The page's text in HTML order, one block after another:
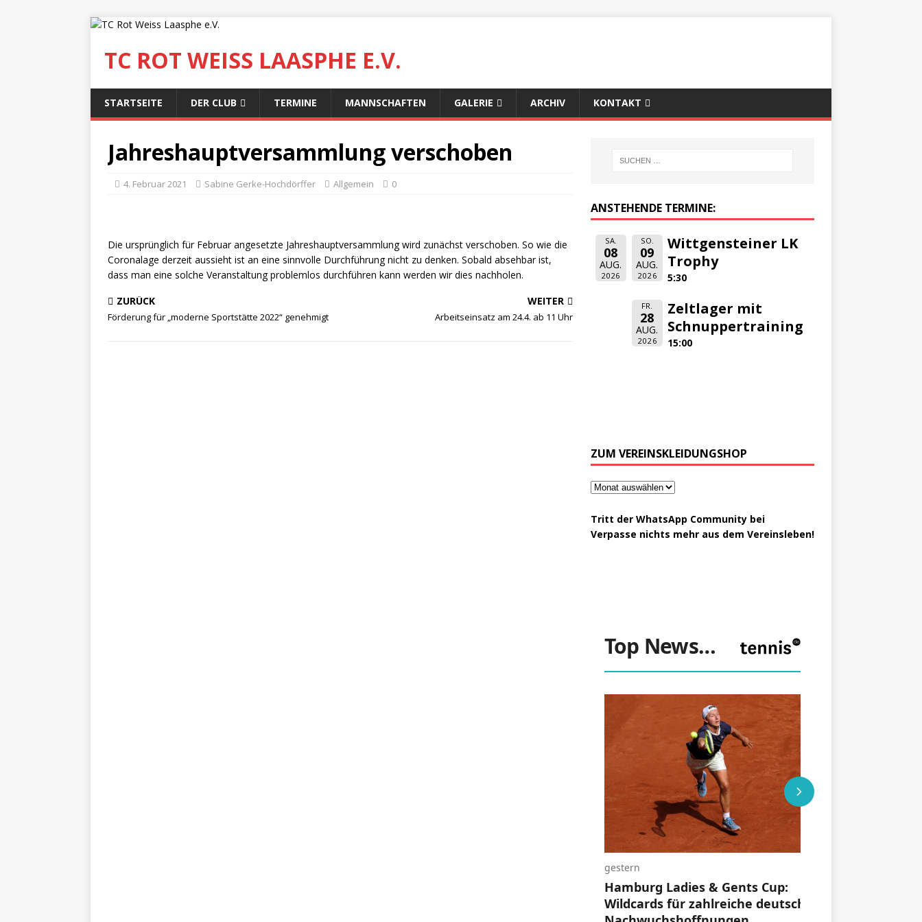
TC ROT WEISS LAASPHE E.V.
STARTSEITE DER CLUB TERMINE MANNSCHAFTEN GALERIE ARCHIV KONTAKT
Jahreshauptversammlung verschoben
4. Februar 2021 Sabine Gerke-Hochdörffer Allgemein 0
Die ursprünglich für Februar angesetzte Jahreshauptversammlung wird zunächst verschoben. So wie die
Coronalage derzeit aussieht ist an eine sinnvolle Durchführung nicht zu denken. Sobald absehbar ist,
dass man eine solche Veranstaltung problemlos durchführen kann werden wir dies nachholen.
ZURÜCK
Förderung für „moderne Sportstätte 2022“ genehmigt
WEITER
Arbeitseinsatz am 24.4. ab 11 Uhr
ANSTEHENDE TERMINE:
SA.
08
AUG.
2026
SO.
09
AUG.
2026
Wittgensteiner LK
Trophy
5:30
FR.
28
AUG.
2026
Zeltlager mit
Schnuppertraining
15:00
ZUM VEREINSKLEIDUNGSHOP
Tritt der WhatsApp Community bei
Verpasse nichts mehr aus dem Vereinsleben!